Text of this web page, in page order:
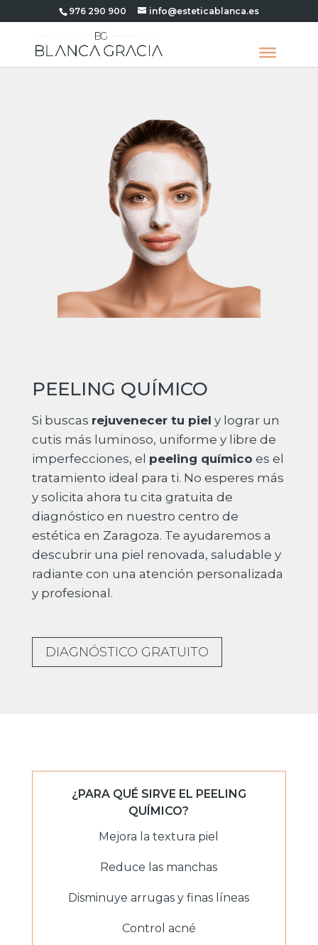
976 290 900 info@esteticablanca.es
PEELING QUÍMICO
Si buscas rejuvenecer tu piel y lograr un
cutis más luminoso, uniforme y libre de
imperfecciones, el peeling químico es el
tratamiento ideal para ti. No esperes más
y solicita ahora tu cita gratuita de
diagnóstico en nuestro centro de
estética en Zaragoza. Te ayudaremos a
descubrir una piel renovada, saludable y
radiante con una atención personalizada
y profesional.
DIAGNÓSTICO GRATUITO
¿PARA QUÉ SIRVE EL PEELING
QUÍMICO?
Mejora la textura piel
Reduce las manchas
Disminuye arrugas y finas líneas
Control acné